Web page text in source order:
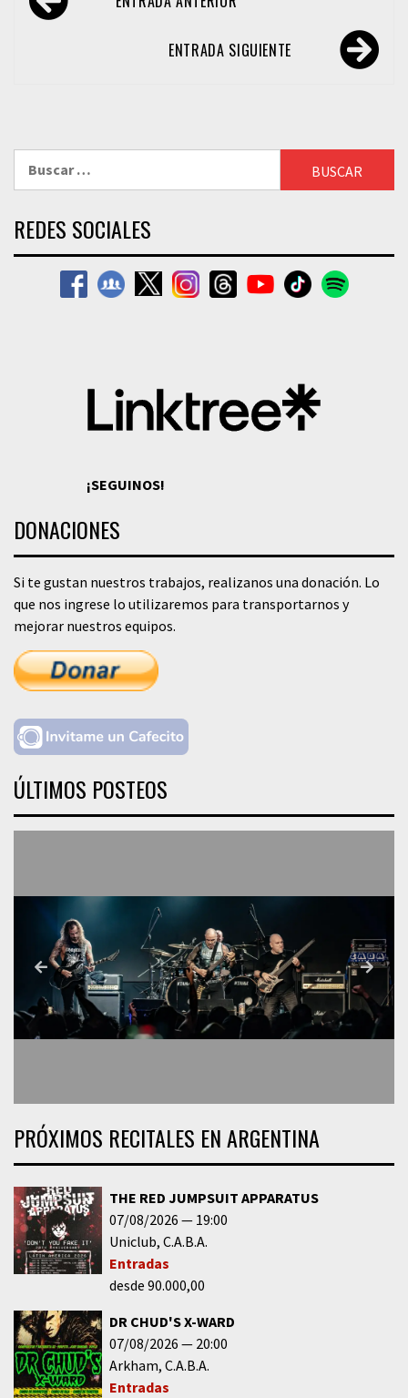
de
ENTRADA SIGUIENTE
REDES SOCIALES
¡SEGUINOS!
DONACIONES
Si te gustan nuestros trabajos, realizanos una donación. Lo
que nos ingrese lo utilizaremos para transportarnos y
mejorar nuestros equipos.
ÚLTIMOS POSTEOS
PRÓXIMOS RECITALES EN ARGENTINA
THE RED JUMPSUIT APPARATUS
07/08/2026
19:00
Uniclub C.A.B.A.
Entradas
desde 90.000,00
DR CHUD'S X-WARD
07/08/2026
20:00
Arkham C.A.B.A.
Entradas